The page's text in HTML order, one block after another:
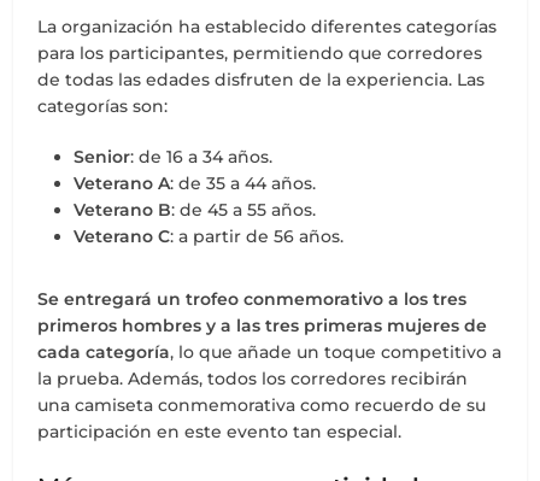
La organización ha establecido diferentes categorías
para los participantes, permitiendo que corredores
de todas las edades disfruten de la experiencia. Las
categorías son:
Senior: de 16 a 34 años.
Veterano A: de 35 a 44 años.
Veterano B: de 45 a 55 años.
Veterano C: a partir de 56 años.
Se entregará un trofeo conmemorativo a los tres
primeros hombres y a las tres primeras mujeres de
cada categoría, lo que añade un toque competitivo a
la prueba. Además, todos los corredores recibirán
una camiseta conmemorativa como recuerdo de su
participación en este evento tan especial.